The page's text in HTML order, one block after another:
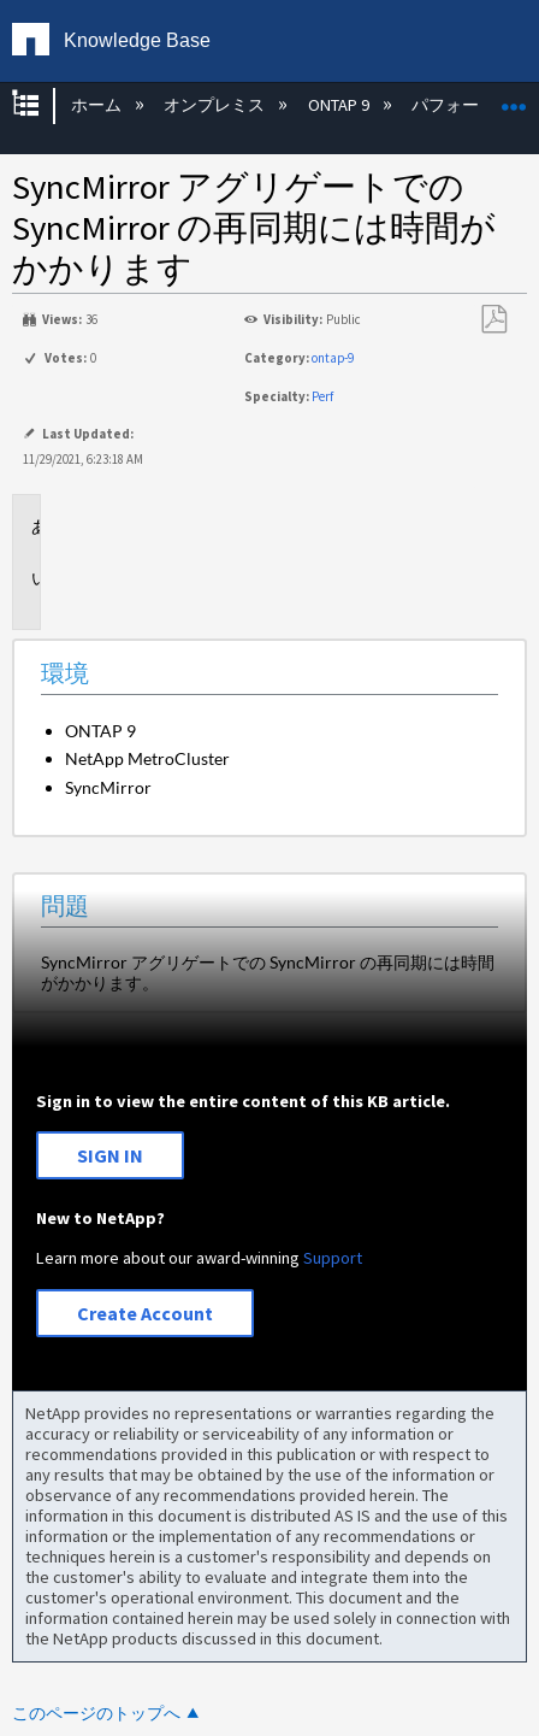
Knowledge Base
グローバル階層を展開/折りたたむ
ホーム オンプレミス ONTAP 9 パフォーマンス
SyncMirror アグリゲートでの
SyncMirror の再同期には時間が
かかります
Views: 36 Visibility: Public
Votes: 0 Category:ontap-9
Specialty: Perf
Last Updated:
11/29/2021, 6:23:18 AM
環境
ONTAP 9
NetApp MetroCluster
SyncMirror
問題
SyncMirror アグリゲートでの SyncMirror の再同期には時間
がかかります。
Sign in to view the entire content of this KB article.
SIGN IN
New to NetApp?
Learn more about our award-winningSupport
Create Account
NetApp provides no representations or warranties regarding the
accuracy or reliability or serviceability of any information or
recommendations provided in this publication or with respect to
any results that may be obtained by the use of the information or
observance of any recommendations provided herein. The
information in this document is distributed AS IS and the use of this
information or the implementation of any recommendations or
techniques herein is a customer's responsibility and depends on
the customer's ability to evaluate and integrate them into the
customer's operational environment. This document and the
information contained herein may be used solely in connection with
the NetApp products discussed in this document.
このページのトップへ